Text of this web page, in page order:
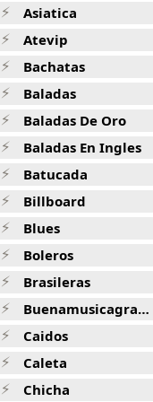
50 músicas online
90s Acoustic Hits
39 músicas online
90s Latin Music
50 músicas online
90s Party Hits
58 músicas online
90s Pop Rock
50 músicas online
50 músicas online
90s Rock
Asiatica
Atevip
Bachatas
Baladas
Baladas De Oro
Baladas En Ingles
Batucada
Billboard
Blues
Boleros
Brasileras
Buenamusicagratis
Caidos
Caleta
Chicha